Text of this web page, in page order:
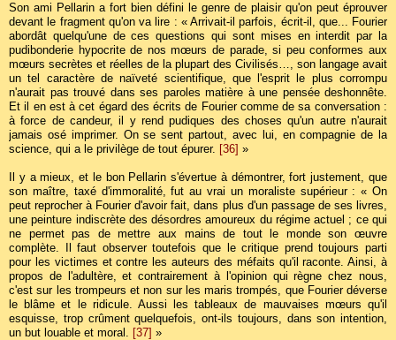
Son ami Pellarin a fort bien défini le genre de plaisir qu'on peut éprouver
devant le fragment qu'on va lire : « Arrivait-il parfois, écrit-il, que... Fourier
abordât quelqu'une de ces questions qui sont mises en interdit par la
pudibonderie hypocrite de nos mœurs de parade, si peu conformes aux
mœurs secrètes et réelles de la plupart des Civilisés…, son langage avait
un tel caractère de naïveté scientifique, que l'esprit le plus corrompu
n'aurait pas trouvé dans ses paroles matière à une pensée deshonnête.
Et il en est à cet égard des écrits de Fourier comme de sa conversation :
à force de candeur, il y rend pudiques des choses qu'un autre n'aurait
jamais osé imprimer. On se sent partout, avec lui, en compagnie de la
science, qui a le privilège de tout épurer. [36] »
Il y a mieux, et le bon Pellarin s'évertue à démontrer, fort justement, que
son maître, taxé d'immoralité, fut au vrai un moraliste supérieur : « On
peut reprocher à Fourier d'avoir fait, dans plus d'un passage de ses livres,
une peinture indiscrète des désordres amoureux du régime actuel ; ce qui
ne permet pas de mettre aux mains de tout le monde son œuvre
complète. Il faut observer toutefois que le critique prend toujours parti
pour les victimes et contre les auteurs des méfaits qu'il raconte. Ainsi, à
propos de l'adultère, et contrairement à l'opinion qui règne chez nous,
c'est sur les trompeurs et non sur les maris trompés, que Fourier déverse
le blâme et le ridicule. Aussi les tableaux de mauvaises mœurs qu'il
esquisse, trop crûment quelquefois, ont-ils toujours, dans son intention,
un but louable et moral. [37] »